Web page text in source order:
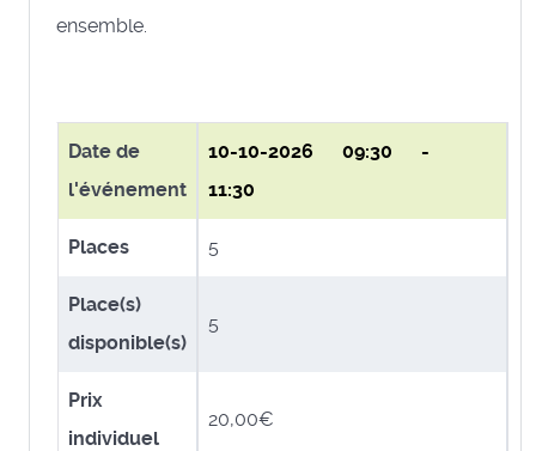
ensemble.
Date de
l'événement
10-10-2026 09:30 -
11:30
Places 5
Place(s)
disponible(s)
5
Prix
individuel
20,00€